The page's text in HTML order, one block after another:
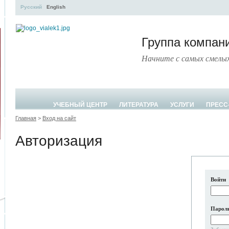
Группа
Начните с самых
Русский English
УЧЕБНЫЙ ЦЕНТР ЛИТЕРАТУРА УСЛУГИ
Главная > Вход на сайт
Авторизация
Войти